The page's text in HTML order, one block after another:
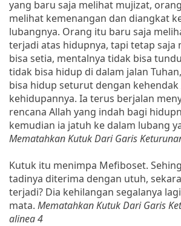
yang baru saja melihat mujizat,
melihat kemenangan dan diangkat
lubangnya. Orang itu baru saja
terjadi atas hidupnya, tapi tetap saja
bisa setia, mentalnya tidak bisa
tidak bisa hidup di dalam jalan
bisa hidup seturut dengan kehendak
kehidupannya. Ia terus berjalan
rencana Allah yang indah bagi
kemudian ia jatuh ke dalam lubang
Mematahkan Kutuk Dari Garis
Kutuk itu menimpa Mefiboset.
tadinya diterima dengan utuh,
terjadi? Dia kehilangan segalanya
mata. Mematahkan Kutuk Dari Garis
alinea 4